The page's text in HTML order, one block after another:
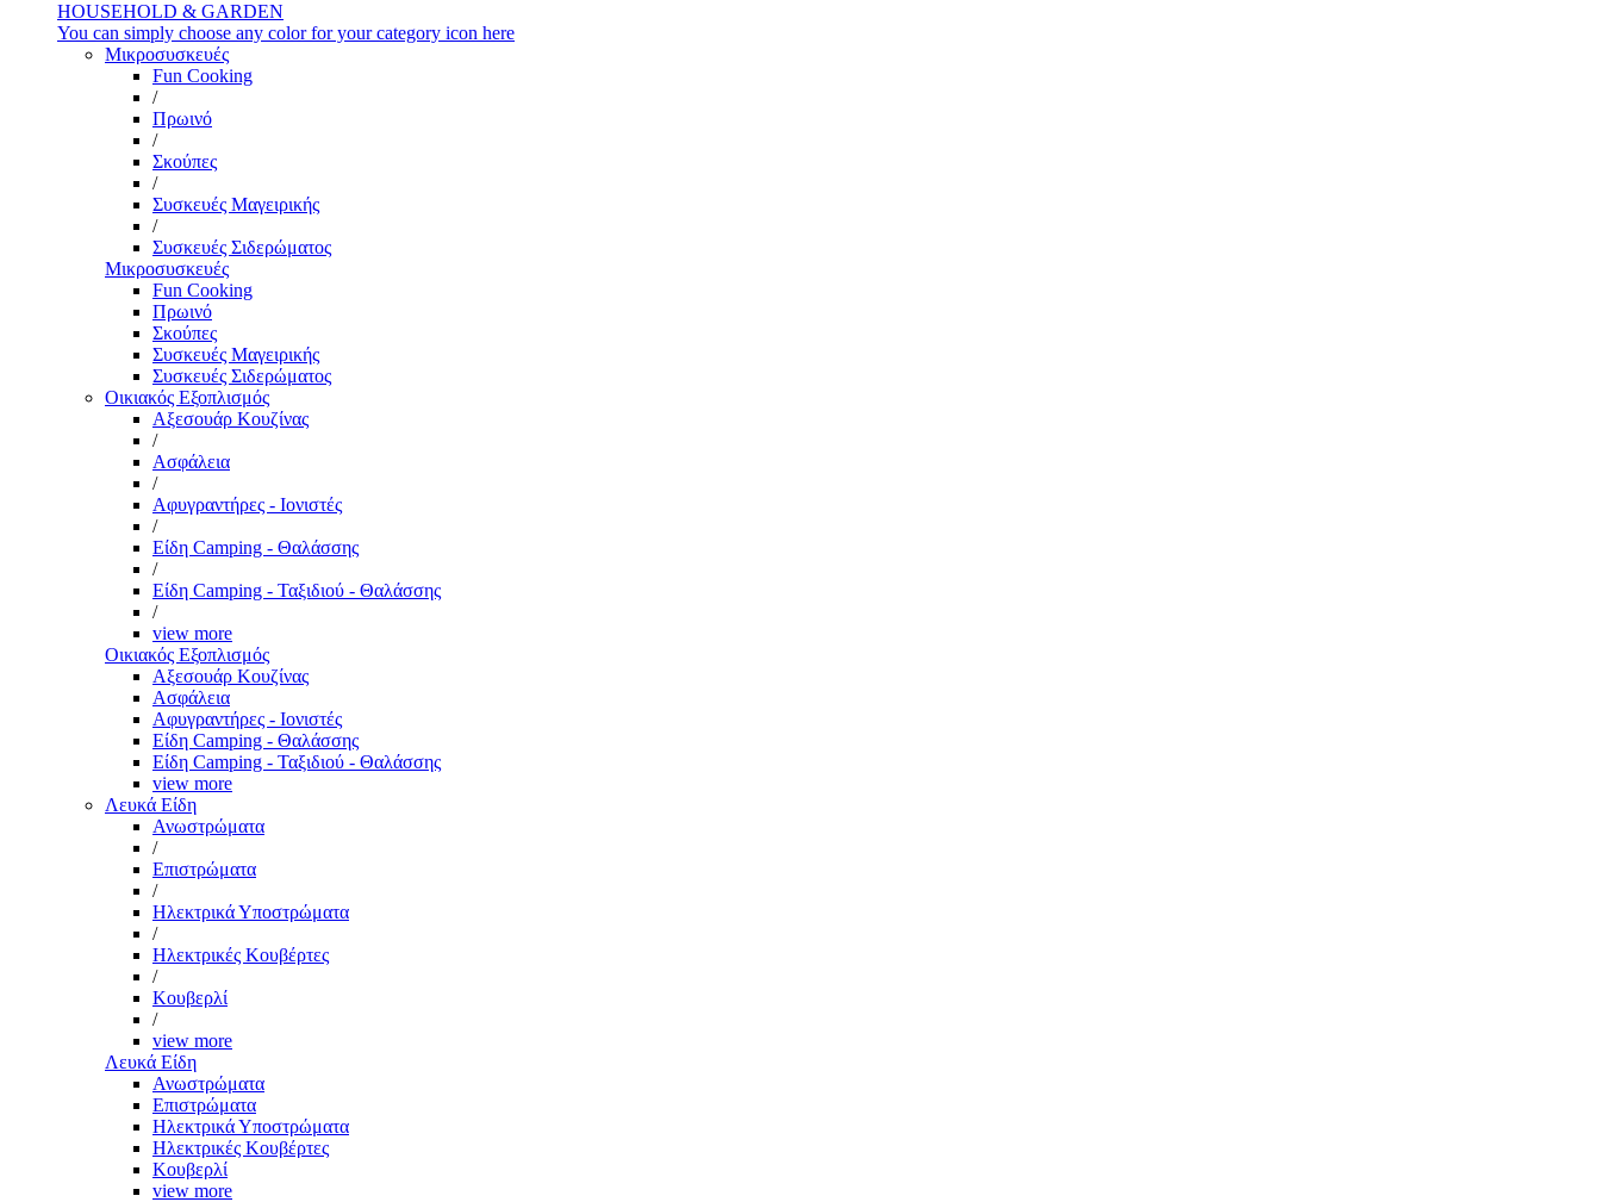
HOUSEHOLD & GARDEN
You can simply choose any color for your category icon here
Μικροσυσκευές
Fun Cooking
/
Πρωινό
/
Σκούπες
/
Συσκευές Μαγειρικής
/
Συσκευές Σιδερώματος
Μικροσυσκευές
Fun Cooking
Πρωινό
Σκούπες
Συσκευές Μαγειρικής
Συσκευές Σιδερώματος
Οικιακός Εξοπλισμός
Αξεσουάρ Κουζίνας
/
Ασφάλεια
/
Αφυγραντήρες - Ιονιστές
/
Είδη Camping - Θαλάσσης
/
Είδη Camping - Ταξιδιού - Θαλάσσης
/
view more
Οικιακός Εξοπλισμός
Αξεσουάρ Κουζίνας
Ασφάλεια
Αφυγραντήρες - Ιονιστές
Είδη Camping - Θαλάσσης
Είδη Camping - Ταξιδιού - Θαλάσσης
view more
Λευκά Είδη
Ανωστρώματα
/
Επιστρώματα
/
Ηλεκτρικά Υποστρώματα
/
Ηλεκτρικές Κουβέρτες
/
Κουβερλί
/
view more
Λευκά Είδη
Ανωστρώματα
Επιστρώματα
Ηλεκτρικά Υποστρώματα
Ηλεκτρικές Κουβέρτες
Κουβερλί
view more